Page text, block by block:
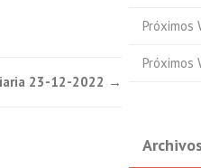
23-12-2022 →
Próximos
Próximos